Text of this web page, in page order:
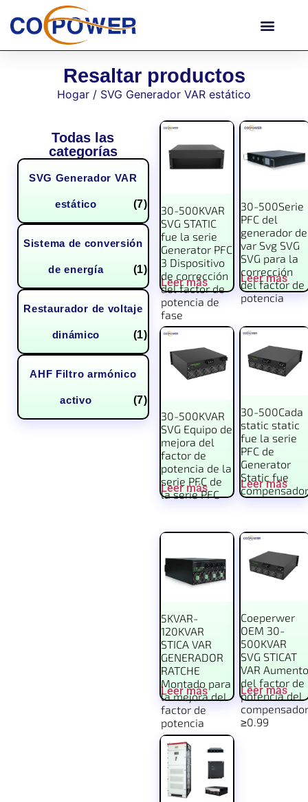
Resaltar productos
Hogar / SVG Generador VAR estático
Todas las
categorías
SVG Generador VAR
estático (7)
Sistema de conversión
de energía (1)
Restaurador de voltaje
dinámico (1)
AHF Filtro armónico
activo (7)
30-500KVAR
SVG STATIC
fue la serie
Generator PFC
3 Dispositivo
de corrección
del factor de
potencia de
fase
Leer más
30-500Serie
PFC del
generador de
var Svg SVG
SVG para la
corrección
del factor de
potencia
Leer más
30-500KVAR
SVG Equipo de
mejora del
factor de
potencia de la
serie PFC de
la serie PFC
Leer más
30-500Cada
static static
fue la serie
PFC de
Generator
Static fue
compensador
Leer más
5KVAR-
120KVAR
STICA VAR
GENERADOR
RATCHE
Montado para
la mejora del
factor de
potencia
Leer más
Coeperwer
OEM 30-
500KVAR
SVG STICAT
VAR Aumento
del factor de
potencia del
compensador
≥0.99
Leer más